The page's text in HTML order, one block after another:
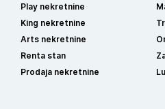
Play nekretnine
King nekretnine
Arts nekretnine
Renta stan
Prodaja nekretnine